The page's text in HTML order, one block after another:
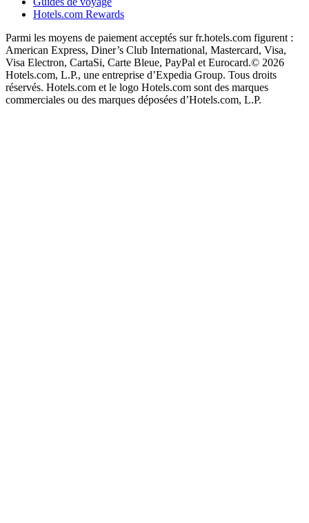
Hotels.com Rewards
Parmi les moyens de paiement acceptés sur fr.hotels.com figurent :
American Express, Diner’s Club International, Mastercard, Visa,
Visa Electron, CartaSi, Carte Bleue, PayPal et Eurocard.© 2026
Hotels.com, L.P., une entreprise d’Expedia Group. Tous droits
réservés. Hotels.com et le logo Hotels.com sont des marques
commerciales ou des marques déposées d’Hotels.com, L.P.